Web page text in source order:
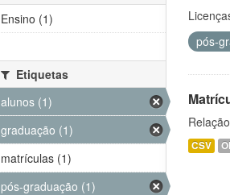
pós-
CSV
Ensino (1)
Etiquetas
alunos (1)
graduação (1)
matrículas (1)
pós-graduação (1)